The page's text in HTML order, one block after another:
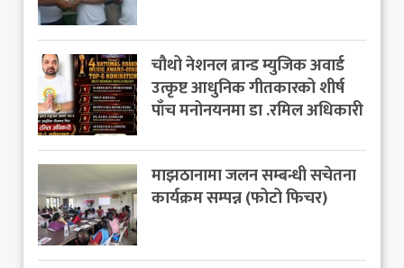
चौथो नेशनल ब्रान्ड म्युजिक अवार्ड
उत्कृष्ट आधुनिक गीतकारको शीर्ष
पाँच मनोनयनमा डा .रमिल अधिकारी
माझठानामा जलन सम्बन्धी सचेतना
कार्यक्रम सम्पन्न (फोटो फिचर)